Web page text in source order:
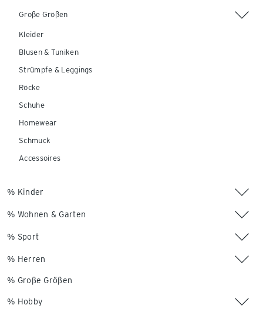
Große Größen
Kleider
Blusen & Tuniken
Strümpfe & Leggings
Röcke
Schuhe
Homewear
Schmuck
Accessoires
% Kinder
% Wohnen & Garten
% Sport
% Herren
% Große Größen
% Hobby